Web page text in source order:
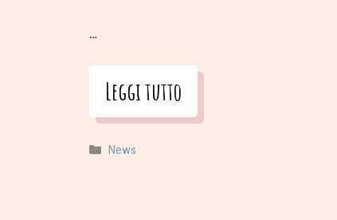
…
Leggi tutto
Categorie
News